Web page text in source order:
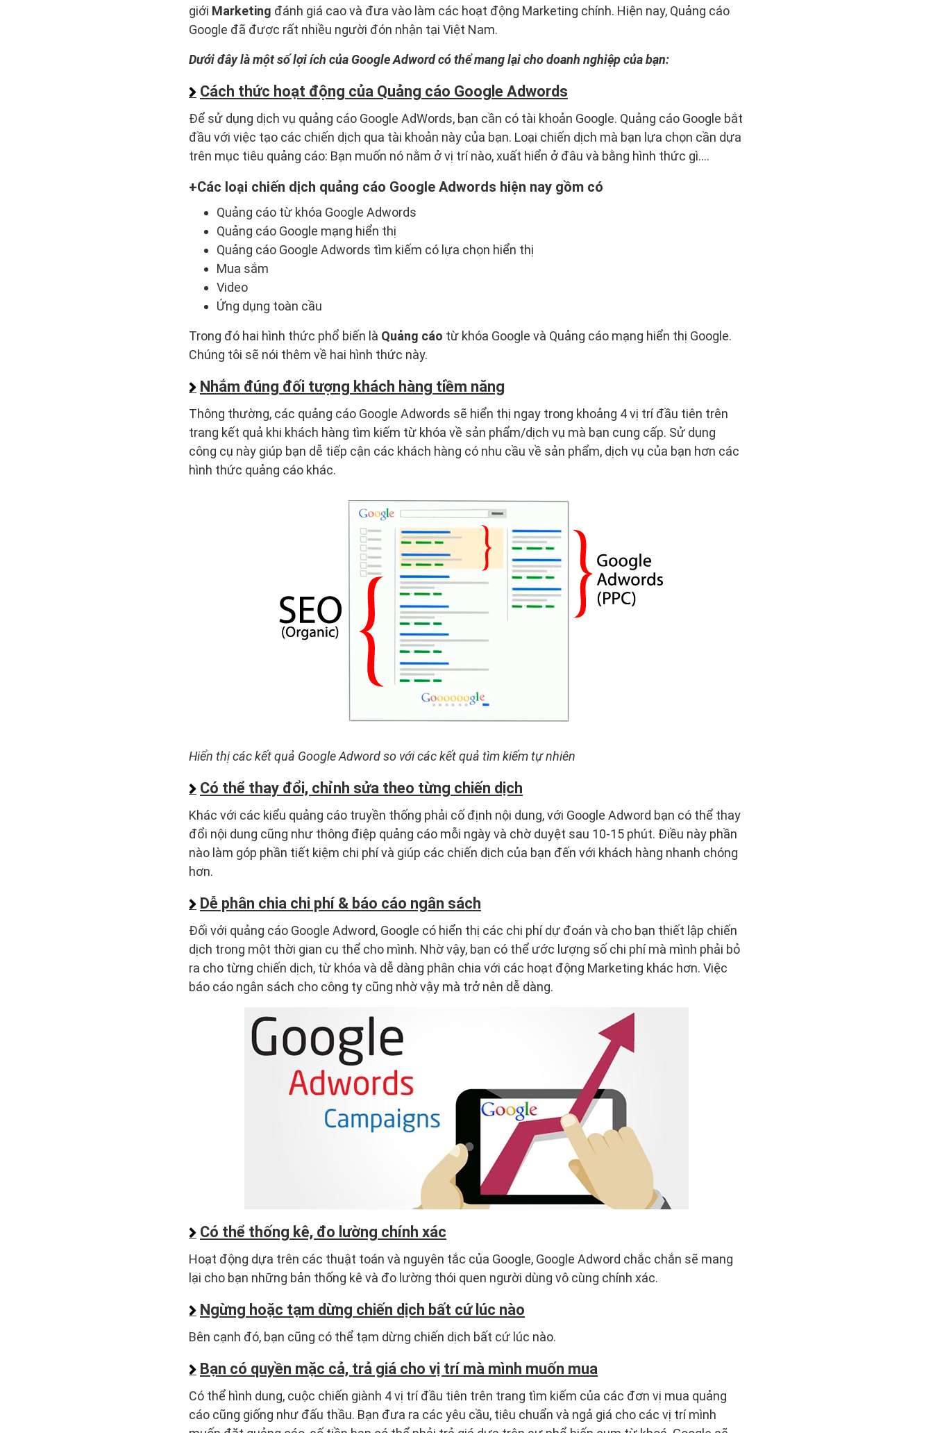
giới Marketing đánh giá cao và đưa vào làm các hoạt động Marketing chính. Hiện nay, Quảng cáo
Google đã được rất nhiều người đón nhận tại Việt Nam.
Dưới đây là một số lợi ích của Google Adword có thể mang lại cho doanh nghiệp của bạn:
Cách thức hoạt động của Quảng cáo Google Adwords
Để sử dụng dịch vụ quảng cáo Google AdWords, bạn cần có tài khoản Google. Quảng cáo Google bắt
đầu với việc tạo các chiến dịch qua tài khoản này của bạn. Loại chiến dịch mà bạn lựa chọn cần dựa
trên mục tiêu quảng cáo: Bạn muốn nó nằm ở vị trí nào, xuất hiển ở đâu và bằng hình thức gì….
Các loại chiến dịch quảng cáo Google Adwords hiện nay gồm có
Quảng cáo từ khóa Google Adwords
Quảng cáo Google mạng hiển thị
Quảng cáo Google Adwords tìm kiếm có lựa chọn hiển thị
Mua sắm
Video
Ứng dụng toàn cầu
Trong đó hai hình thức phổ biến là Quảng cáo từ khóa Google và Quảng cáo mạng hiển thị Google.
Chúng tôi sẽ nói thêm về hai hình thức này.
Nhắm đúng đối tượng khách hàng tiềm năng
Thông thường, các quảng cáo Google Adwords sẽ hiển thị ngay trong khoảng 4 vị trí đầu tiên trên
trang kết quả khi khách hàng tìm kiếm từ khóa về sản phẩm/dịch vụ mà bạn cung cấp. Sử dụng
công cụ này giúp bạn dễ tiếp cận các khách hàng có nhu cầu về sản phẩm, dịch vụ của bạn hơn các
hình thức quảng cáo khác.
Hiển thị các kết quả Google Adword so với các kết quả tìm kiếm tự nhiên
Có thể thay đổi, chỉnh sửa theo từng chiến dịch
Khác với các kiểu quảng cáo truyền thống phải cố định nội dung, với Google Adword bạn có thể thay
đổi nội dung cũng như thông điệp quảng cáo mỗi ngày và chờ duyệt sau 10-15 phút. Điều này phần
nào làm góp phần tiết kiệm chi phí và giúp các chiến dịch của bạn đến với khách hàng nhanh chóng
hơn.
Dễ phân chia chi phí & báo cáo ngân sách
Đối với quảng cáo Google Adword, Google có hiển thị các chi phí dự đoán và cho bạn thiết lập chiến
dịch trong một thời gian cụ thể cho mình. Nhờ vậy, bạn có thể ước lượng số chi phí mà mình phải bỏ
ra cho từng chiến dịch, từ khóa và dễ dàng phân chia với các hoạt động Marketing khác hơn. Việc
báo cáo ngân sách cho công ty cũng nhờ vậy mà trở nên dễ dàng.
Có thể thống kê, đo lường chính xác
Hoạt động dựa trên các thuật toán và nguyên tắc của Google, Google Adword chắc chắn sẽ mang
lại cho bạn những bản thống kê và đo lường thói quen người dùng vô cùng chính xác.
Ngừng hoặc tạm dừng chiến dịch bất cứ lúc nào
Bên cạnh đó, bạn cũng có thể tạm dừng chiến dịch bất cứ lúc nào.
Bạn có quyền mặc cả, trả giá cho vị trí mà mình muốn mua
Có thể hình dung, cuộc chiến giành 4 vị trí đầu tiên trên trang tìm kiếm của các đơn vị mua quảng
cáo cũng giống như đấu thầu. Bạn đưa ra các yêu cầu, tiêu chuẩn và ngả giá cho các vị trí mình